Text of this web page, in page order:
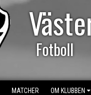
Fotboll
MATCHER OM KLUBBEN